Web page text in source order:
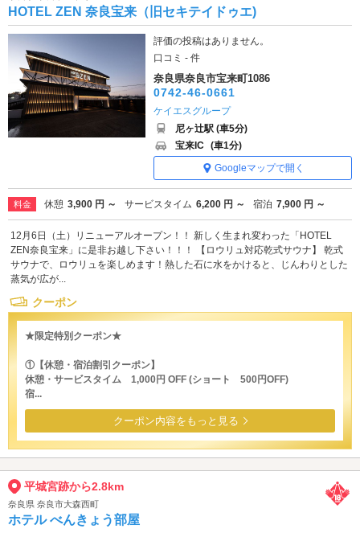
HOTEL ZEN 奈良宝来（旧セキテイドゥエ)
評価の投稿はありません。
口コミ - 件
奈良県奈良市宝来町1086
0742-46-0661
ケイエスグループ
尼ヶ辻駅 (車5分)
宝来IC (車1分)
Googleマップで開く
料金 休憩 3,900 円 ～ サービスタイム 6,200 円 ～ 宿泊 7,900 円 ～
12月6日（土）リニューアルオープン！！ 新しく生まれ変わった「HOTEL
ZEN奈良宝来」に是非お越し下さい！！！ 【ロウリュ対応乾式サウナ】 乾式
サウナで、ロウリュを楽しめます！熱した石に水をかけると、じんわりとした
蒸気が広が...
クーポン
★限定特別クーポン★
①【休憩・宿泊割引クーポン】
休憩・サービスタイム 1,000円 OFF (ショート 500円OFF)
宿...
クーポン内容をもっと見る
平城宮跡から2.8km
奈良県 奈良市大森西町
ホテル べんきょう部屋